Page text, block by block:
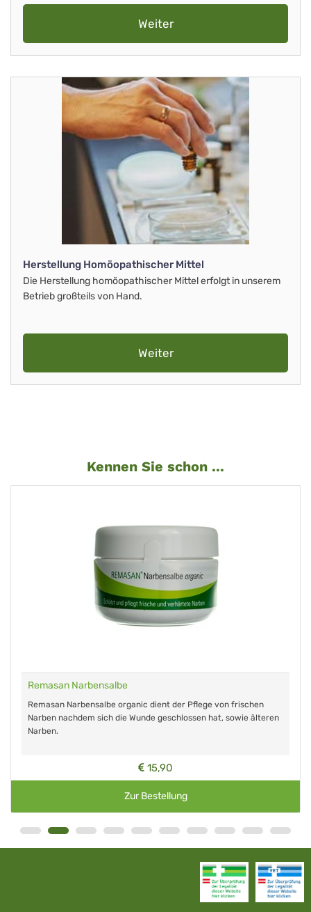
Weiter
Herstellung Homöopathischer Mittel
Die Herstellung homöopathischer Mittel erfolgt in unserem
Betrieb großteils von Hand.
Weiter
Kennen Sie schon ...
Remasan Narbensalbe
Remasan Narbensalbe organic dient der Pflege von frischen
Narben nachdem sich die Wunde geschlossen hat, sowie älteren
Narben.
15,90
Zur Bestellung